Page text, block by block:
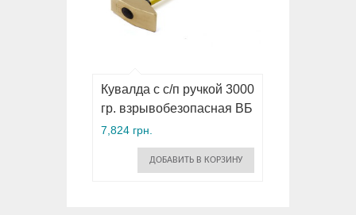
Кувалда с с/п ручкой 3000
гр. взрывобезопасная ВБ
7,824 грн.
ДОБАВИТЬ В КОРЗИНУ